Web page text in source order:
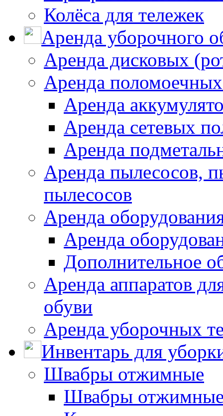
Колёса для тележек
Аренда уборочного
Аренда дисковых
Аренда
Аренда
Аренда сетевых
Аренда
Аренда пылесосов,
пылесосов
Аренда
Аренда
Дополнительное
Аренда аппаратов
обуви
Аренда уборочных
Инвентарь для
Швабры отжимные
Швабры